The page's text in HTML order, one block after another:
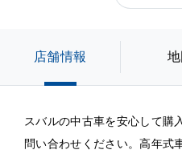
店舗情報 地
スバルの中古車を安心して購
問い合わせください。高年式